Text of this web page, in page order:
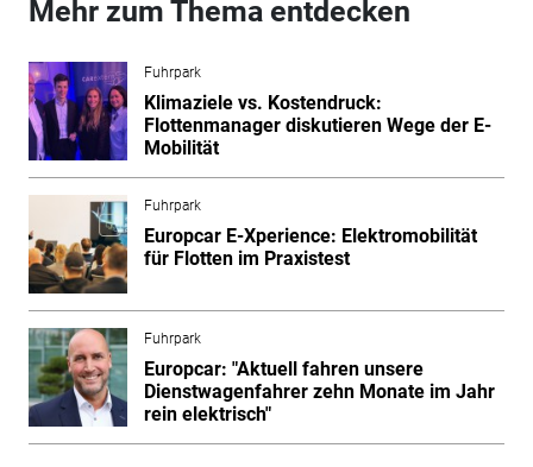
Mehr zum Thema entdecken
Fuhrpark
Klimaziele vs. Kostendruck:
Flottenmanager diskutieren Wege der E-
Mobilität
Fuhrpark
Europcar E-Xperience: Elektromobilität
für Flotten im Praxistest
Fuhrpark
Europcar: "Aktuell fahren unsere
Dienstwagenfahrer zehn Monate im Jahr
rein elektrisch"